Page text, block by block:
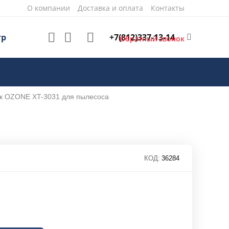
О компании Доставка и оплата Контакты
+7(812)337-13-14
Обратный звонок
OZONE XT-3031 для пылесоса
КОД: 36284